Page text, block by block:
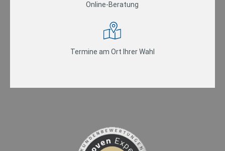
Online-Beratung
Termine am Ort Ihrer Wahl